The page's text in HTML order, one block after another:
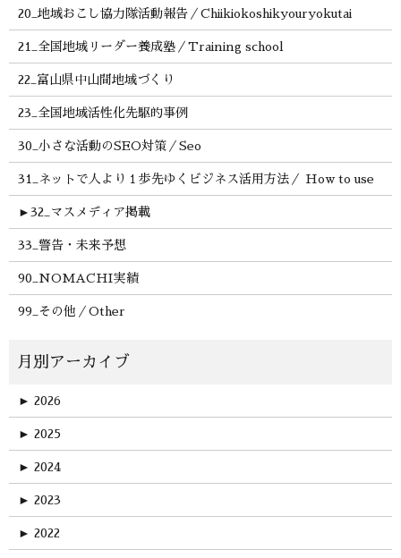
20_地域おこし協力隊活動報告／Chiikiokoshikyouryokutai
21_全国地域リーダー養成塾／Training school
22_富山県中山間地域づくり
23_全国地域活性化先駆的事例
30_小さな活動のSEO対策／Seo
31_ネットで人より１歩先ゆくビジネス活用方法／ How to use
► 32_マスメディア掲載
33_警告・未来予想
90_NOMACHI実績
99_その他／Other
► 2026
► 2025
► 2024
► 2023
► 2022